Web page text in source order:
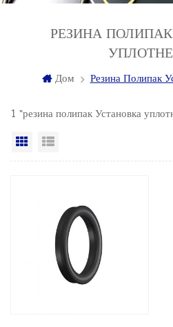
РЕЗИНА
Дом Резина Полипак
1 "резина полипак Установка
Вид сетки